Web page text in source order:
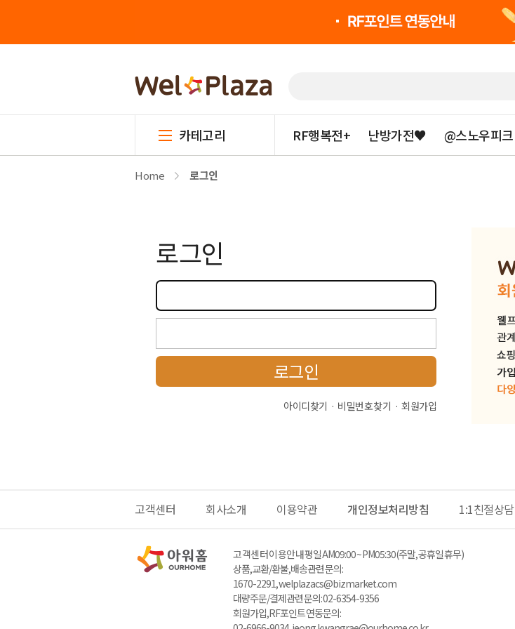
카테고리 RF행복전+ 난방가전♥ @스노우피크
Home 로그인
로그인
로그인
아이디찾기 비밀번호 찾기 회원가입
고객센터 회사소개 이용약관 개인정보처리방침 1:1친절상담
고객센터 이용안내평일 AM 09:00 ~ PM05:30 (주말, 공휴일 휴무)
상품,교환/환불,배송관련 문의 :
1670-2291, welplazacs@bizmarket.com
대량주문/결제관련 문의 : 02-6354-9356
회원가입,RF포인트 연동 문의: